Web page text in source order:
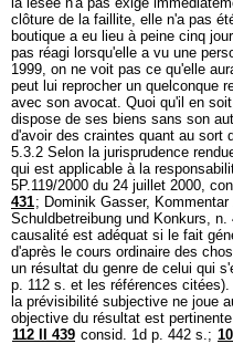
clôture de la faillite, elle n'a pas
boutique a eu lieu à peine cinq
pas réagi lorsqu'elle a vu une
1999, on ne voit pas ce qu'elle
peut lui reprocher un quelconque
avec son avocat. Quoi qu'il en
dispose de ses biens sans son
d'avoir des craintes quant au sort
5.3.2 Selon la jurisprudence
qui est applicable à la
5P.119/2000 du 24 juillet 2000,
431; Dominik Gasser,
Schuldbetreibung und Konkurs, n.
causalité est adéquat si le fait
d'après le cours ordinaire des
un résultat du genre de celui qui
p. 112 s. et les références
la prévisibilité subjective ne joue
objective du résultat est
112 II 439 consid. 1d p. 442 s.;